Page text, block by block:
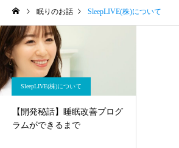
保護中: コース
眠りのお話 SleepLIVE(株)について
SleepLIVE(株)について
【開発秘話】睡眠改善プログ
ラムができるまで